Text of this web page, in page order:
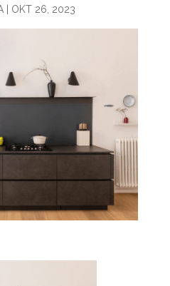
| OKT 26, 2023